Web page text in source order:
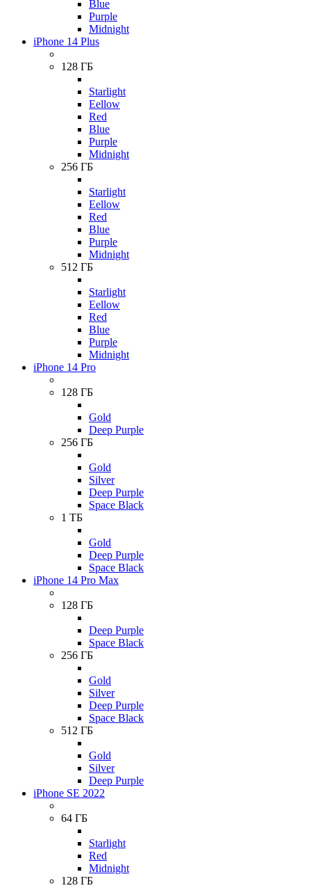
Blue
Purple
Midnight
iPhone 14 Plus
128 ГБ
Starlight
Eellow
Red
Blue
Purple
Midnight
256 ГБ
Starlight
Eellow
Red
Blue
Purple
Midnight
512 ГБ
Starlight
Eellow
Red
Blue
Purple
Midnight
iPhone 14 Pro
128 ГБ
Gold
Deep Purple
256 ГБ
Gold
Silver
Deep Purple
Space Black
1 ТБ
Gold
Deep Purple
Space Black
iPhone 14 Pro Max
128 ГБ
Deep Purple
Space Black
256 ГБ
Gold
Silver
Deep Purple
Space Black
512 ГБ
Gold
Silver
Deep Purple
iPhone SE 2022
64 ГБ
Starlight
Red
Midnight
128 ГБ